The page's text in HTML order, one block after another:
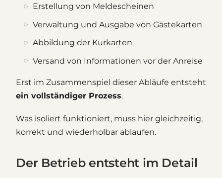
Erstellung von Meldescheinen
Verwaltung und Ausgabe von Gästekarten
Abbildung der Kurkarten
Versand von Informationen vor der Anreise
Erst im Zusammenspiel dieser Abläufe entsteht
ein vollständiger Prozess.
Was isoliert funktioniert, muss hier gleichzeitig,
korrekt und wiederholbar ablaufen.
Der Betrieb entsteht im Detail